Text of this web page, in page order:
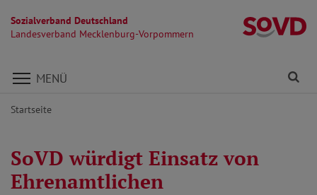
Sozialverband Deutschland
Landesverband Mecklenburg-Vorpommern
Direkt zu den Inhalten springen
MENÜ
Startseite
SoVD würdigt Einsatz von
Ehrenamtlichen